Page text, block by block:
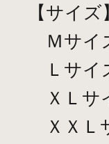
【サイズ
Ｍサイ
Ｌサイ
ＸＬサ
ＸＸＬ